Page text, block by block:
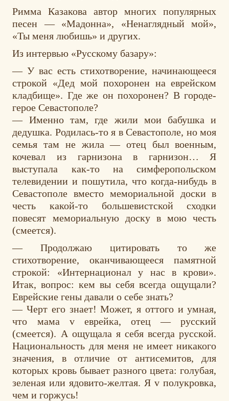
Римма Казакова автор многих популярных
песен — «Мадонна», «Ненаглядный мой»,
«Ты меня любишь» и других.
Из интервью «Русскому базару»:
— У вас есть стихотворение, начинающееся
строкой «Дед мой похоронен на еврейском
кладбище». Где же он похоронен? В городе-
герое Севастополе?
— Именно там, где жили мои бабушка и
дедушка. Родилась-то я в Севастополе, но моя
семья там не жила — отец был военным,
кочевал из гарнизона в гарнизон… Я
выступала как-то на симферопольском
телевидении и пошутила, что когда-нибудь в
Севастополе вместо мемориальной доски в
честь какой-то большевистской сходки
повесят мемориальную доску в мою честь
(смеется).
— Продолжаю цитировать то же
стихотворение, оканчивающееся памятной
строкой: «Интернационал у нас в крови».
Итак, вопрос: кем вы себя всегда ощущали?
Еврейские гены давали о себе знать?
— Черт его знает! Может, я оттого и умная,
что мама v еврейка, отец — русский
(смеется). А ощущала я себя всегда русской.
Национальность для меня не имеет никакого
значения, в отличие от антисемитов, для
которых кровь бывает разного цвета: голубая,
зеленая или ядовито-желтая. Я v полукровка,
чем и горжусь!